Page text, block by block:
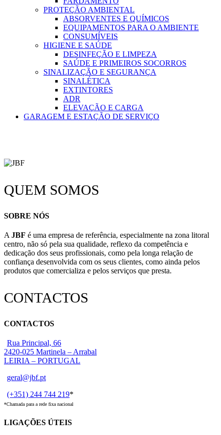
PROTEÇÃO AMBIENTAL
ABSORVENTES E QUÍMICOS
EQUIPAMENTOS PARA O AMBIENTE
CONSUMÍVEIS
HIGIENE E SAÚDE
DESINFEÇÃO E LIMPEZA
SAÚDE E PRIMEIROS SOCORROS
SINALIZAÇÃO E SEGURANÇA
SINALÉTICA
EXTINTORES
ADR
ELEVAÇÃO E CARGA
GARAGEM E ESTAÇÃO DE SERVIÇO
QUEM SOMOS
SOBRE NÓS
A JBF é uma empresa de referência, especialmente na zona litoral
centro, não só pela sua qualidade, reflexo da competência e
dedicação dos seus profissionais, como pela longa relação de
confiança desenvolvida com os seus clientes, como ainda pelos
produtos que comercializa e pelos serviços que presta.
CONTACTOS
CONTACTOS
Rua Principal, 66
2420-025 Martinela – Arrabal
LEIRIA – PORTUGAL
geral@jbf.pt
(+351) 244 744 219*
*Chamada para a rede fixa nacional
LIGAÇÕES ÚTEIS